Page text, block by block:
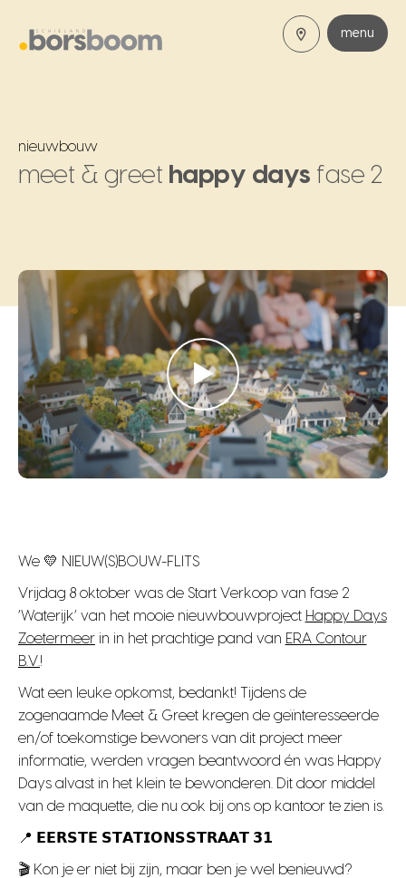
menu
nieuwbouw
meet & greet happy days fase 2
We 💛 NIEUW(S)BOUW-FLITS
Vrijdag 8 oktober was de Start Verkoop van fase 2
‘Waterijk’ van het mooie nieuwbouwproject Happy Days
Zoetermeerin in het prachtige pand van ERA Contour
B.V.!
Wat een leuke opkomst, bedankt! Tijdens de
zogenaamde Meet & Greet kregen de geïnteresseerde
en/of toekomstige bewoners van dit project meer
informatie, werden vragen beantwoord én was Happy
Days alvast in het klein te bewonderen. Dit door middel
van de maquette, die nu ook bij ons op kantoor te zien is.
📍 𝗘𝗘𝗥𝗦𝗧𝗘 𝗦𝗧𝗔𝗧𝗜𝗢𝗡𝗦𝗦𝗧𝗥𝗔𝗔𝗧 𝟯𝟭
🎬 Kon je er niet bij zijn, maar ben je wel benieuwd?